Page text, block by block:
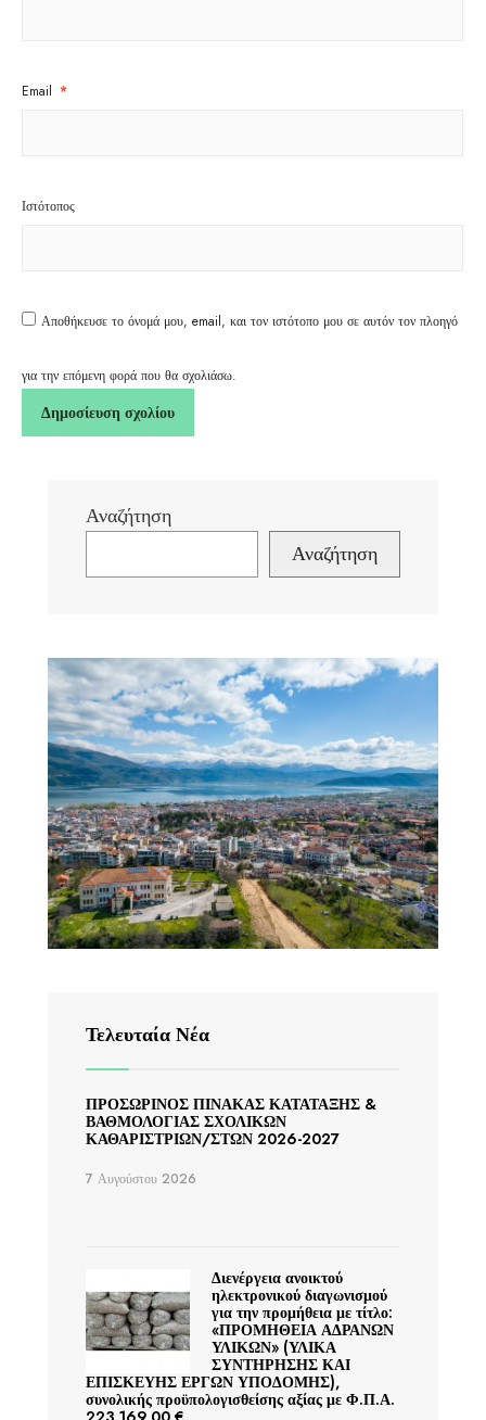
Email *
Ιστότοπος
Αποθήκευσε το όνομά μου, email, και τον ιστότοπο μου σε αυτόν τον πλοηγό
για την επόμενη φορά που θα σχολιάσω.
Αναζήτηση
Αναζήτηση
Τελευταία Νέα
ΠΡΟΣΩΡΙΝΟΣ ΠΙΝΑΚΑΣ ΚΑΤΑΤΑΞΗΣ &
ΒΑΘΜΟΛΟΓΙΑΣ ΣΧΟΛΙΚΩΝ
ΚΑΘΑΡΙΣΤΡΙΩΝ/ΣΤΩΝ 2026-2027
7 Αυγούστου 2026
Διενέργεια ανοικτού
ηλεκτρονικού διαγωνισμού
για την προμήθεια με τίτλο:
«ΠΡΟΜΗΘΕΙΑ ΑΔΡΑΝΩΝ
ΥΛΙΚΩΝ» (ΥΛΙΚΑ
ΣΥΝΤΗΡΗΣΗΣ ΚΑΙ
ΕΠΙΣΚΕΥΗΣ ΕΡΓΩΝ ΥΠΟΔΟΜΗΣ),
συνολικής προϋπολογισθείσης αξίας με Φ.Π.Α.